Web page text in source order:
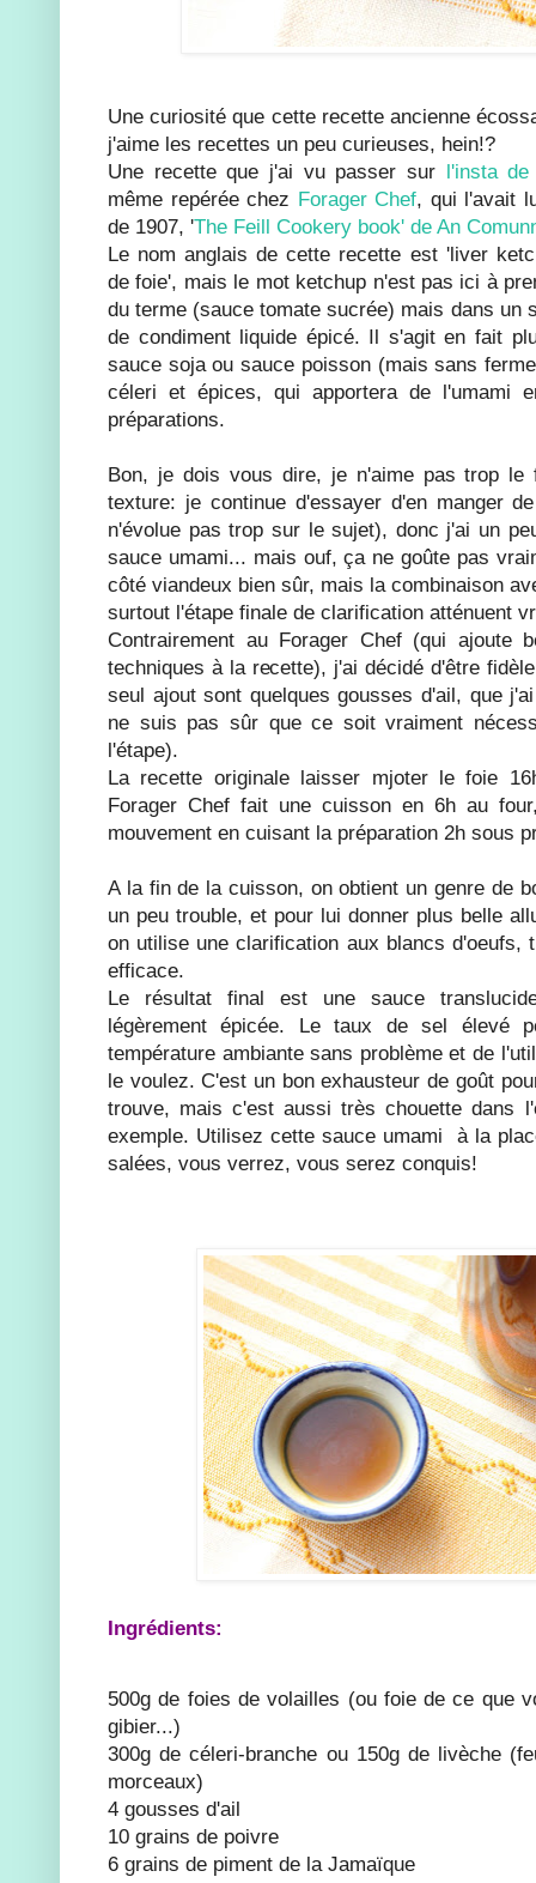
Une curiosité que cette recette ancienne
j'aime les recettes un peu curieuses, hein!?
Une recette que j'ai vu passer sur l'insta de
même repérée chez Forager Chef, qui l'avait
de 1907, 'The Feill Cookery book' de An
Le nom anglais de cette recette est 'liver
de foie', mais le mot ketchup n'est pas ici à
du terme (sauce tomate sucrée) mais dans un
de condiment liquide épicé. Il s'agit en fait
sauce soja ou sauce poisson (mais sans
céleri et épices, qui apportera de l'umami
préparations.
Bon, je dois vous dire, je n'aime pas trop le
texture: je continue d'essayer d'en manger
n'évolue pas trop sur le sujet), donc j'ai un
sauce umami... mais ouf, ça ne goûte pas
côté viandeux bien sûr, mais la combinaison
surtout l'étape finale de clarification atténuent
Contrairement au Forager Chef (qui ajoute
techniques à la recette), j'ai décidé d'être
seul ajout sont quelques gousses d'ail, que
ne suis pas sûr que ce soit vraiment
l'étape).
La recette originale laisser mjoter le foie
Forager Chef fait une cuisson en 6h au
mouvement en cuisant la préparation 2h sous
A la fin de la cuisson, on obtient un genre de
un peu trouble, et pour lui donner plus belle
on utilise une clarification aux blancs d'oeufs,
efficace.
Le résultat final est une sauce
légèrement épicée. Le taux de sel élevé
température ambiante sans problème et de
le voulez. C'est un bon exhausteur de goût
trouve, mais c'est aussi très chouette dans
exemple. Utilisez cette sauce umami à la
salées, vous verrez, vous serez conquis!
Ingrédients:
500g de foies de volailles (ou foie de ce que
gibier...)
300g de céleri-branche ou 150g de livèche
morceaux)
4 gousses d'ail
10 grains de poivre
6 grains de piment de la Jamaïque